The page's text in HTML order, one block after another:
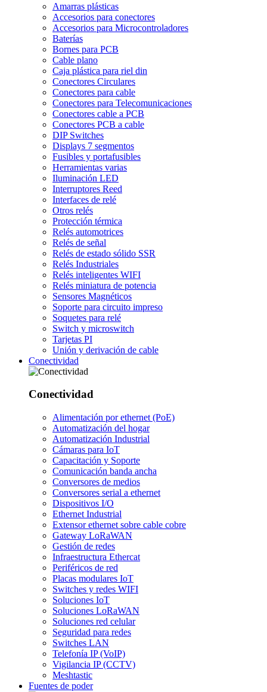
Amarras plásticas
Accesorios para conectores
Accesorios para Microcontroladores
Baterías
Bornes para PCB
Cable plano
Caja plástica para riel din
Conectores Circulares
Conectores para cable
Conectores para Telecomunicaciones
Conectores cable a PCB
Conectores PCB a cable
DIP Switches
Displays 7 segmentos
Fusibles y portafusibles
Herramientas varias
Iluminación LED
Interruptores Reed
Interfaces de relé
Otros relés
Protección térmica
Relés automotrices
Relés de señal
Relés de estado sólido SSR
Relés Industriales
Relés inteligentes WIFI
Relés miniatura de potencia
Sensores Magnéticos
Soporte para circuito impreso
Soquetes para relé
Switch y microswitch
Tarjetas PI
Unión y derivación de cable
Conectividad
Conectividad
Alimentación por ethernet (PoE)
Automatización del hogar
Automatización Industrial
Cámaras para IoT
Capacitación y Soporte
Comunicación banda ancha
Conversores de medios
Conversores serial a ethernet
Dispositivos I/O
Ethernet Industrial
Extensor ethernet sobre cable cobre
Gateway LoRaWAN
Gestión de redes
Infraestructura Ethercat
Periféricos de red
Placas modulares IoT
Switches y redes WIFI
Soluciones IoT
Soluciones LoRaWAN
Soluciones red celular
Seguridad para redes
Switches LAN
Telefonía IP (VoIP)
Vigilancia IP (CCTV)
Meshtastic
Fuentes de poder